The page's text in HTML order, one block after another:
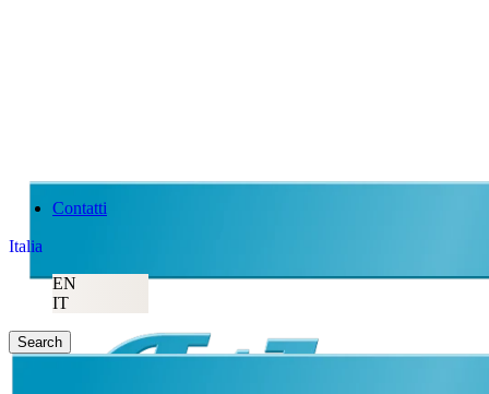
Contatti
Italia
EN
IT
Search